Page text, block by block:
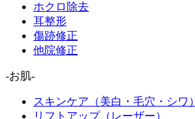
ホクロ除去
耳整形
傷跡修正
他院修正
-お肌-
スキンケア（美白・毛穴・シワ）
リフトアップ（レーザー）